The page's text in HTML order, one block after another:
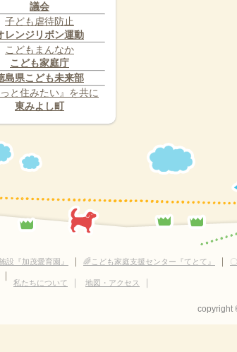
議会
子ども虐待防止
レンジリボン運動
こどもまんなか
こども家庭庁
島県こども未来部
っと住みたい』を共に
東みよし町
設『加茂愛育園』 ｜ 🌈こども家庭支援センター『てとて』 ｜
｜
私たちについて 地図・アクセス
copyright